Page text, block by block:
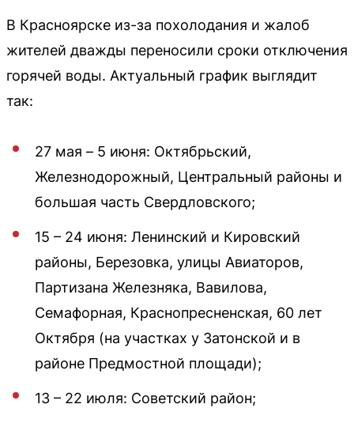
В Красноярске из-за похолодания и жалоб
жителей дважды переносили сроки отключения
горячей воды. Актуальный график выглядит
так:
27 мая – 5 июня: Октябрьский,
Железнодорожный, Центральный районы и
большая часть Свердловского;
15 – 24 июня: Ленинский и Кировский
районы, Березовка, улицы Авиаторов,
Партизана Железняка, Вавилова,
Семафорная, Краснопресненская, 60 лет
Октября (на участках у Затонской и в
районе Предмостной площади);
13 – 22 июля: Советский район;